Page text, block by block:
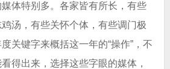
体特别多。各家皆有所长，有些
汤，有些关怀个体，有些调门极
关键字来概括这一年的“操作”，不
得出来，选择这些字眼的媒体，